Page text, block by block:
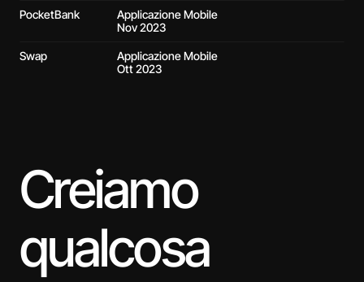
PocketBank
Applicazione Mobile
Nov 2023
Swap
Applicazione Mobile
Ott 2023
Creiamo
qualcosa